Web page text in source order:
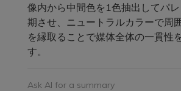
像内から中間色を1色抽出してパ
期させ、ニュートラルカラーで周
を縁取ることで媒体全体の一貫性
す。
Ask AI for a summary